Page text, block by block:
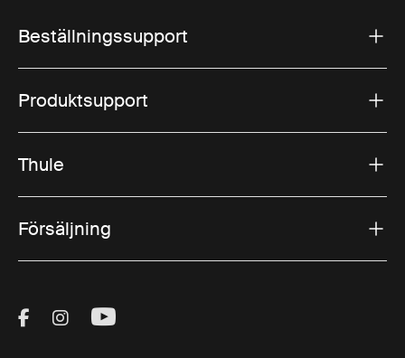
Beställningssupport
Produktsupport
Thule
Försäljning
Visit Thule on Facebook (external link)
Visit Thule on Instagram (external link)
Visit Thule on Youtube (external